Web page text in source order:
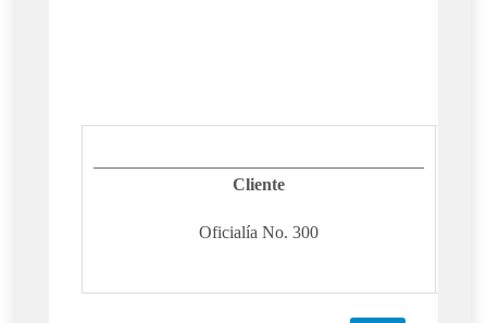
Cliente
Oficialía No. 300